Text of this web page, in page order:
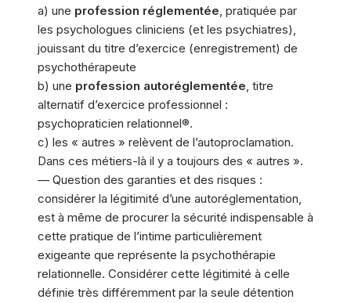
a) une profession réglementée, pratiquée par
les psychologues cliniciens (et les psychiatres),
jouissant du titre d’exercice (enregistrement) de
psychothérapeute
b) une profession autoréglementée, titre
alternatif d’exercice professionnel :
psychopraticien relationnel®.
c) les « autres » relèvent de l’autoproclamation.
Dans ces métiers-là il y a toujours des « autres ».
— Question des garanties et des risques :
considérer la légitimité d’une autoréglementation,
est à même de procurer la sécurité indispensable à
cette pratique de l’intime particulièrement
exigeante que représente la psychothérapie
relationnelle. Considérer cette légitimité à celle
définie très différemment par la seule détention